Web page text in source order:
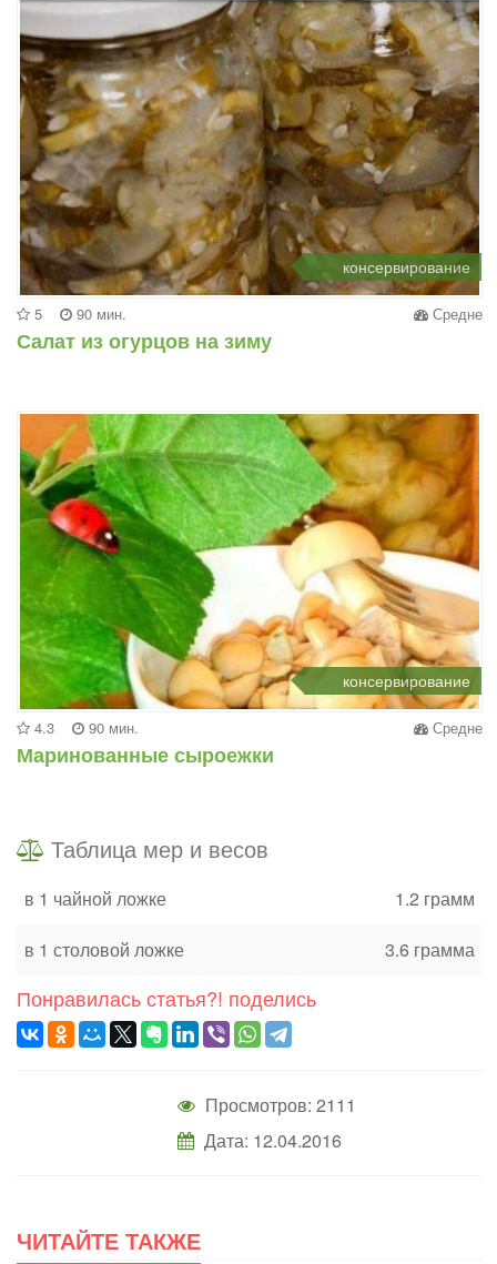
консервирование
5 90 мин. Средне
Салат из огурцов на зиму
консервирование
4.3 90 мин. Средне
Маринованные сыроежки
Таблица мер и весов
в 1 чайной ложке
1.2 грамм
в 1 столовой ложке
3.6 грамма
Понравилась статья?! поделись
Просмотров: 2111
Дата: 12.04.2016
ЧИТАЙТЕ ТАКЖЕ